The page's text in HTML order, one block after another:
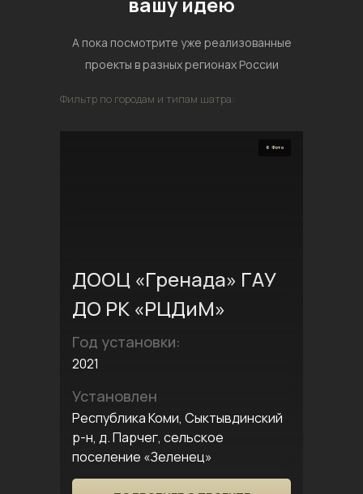
А пока посмотрите уже реализованные
проекты в разных регионах России
Фильтр по городам и типам шатра:
6 Фото
ДООЦ «Гренада» ГАУ
ДО РК «РЦДиМ»
Год установки:
2021
Установлен
Республика Коми, Сыктывдинский
р-н, д. Парчег, сельское
поселение «Зеленец»